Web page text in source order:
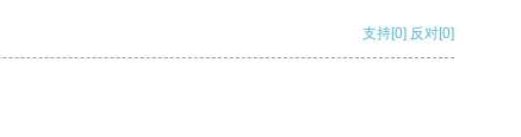
支持[0] 反对[0]